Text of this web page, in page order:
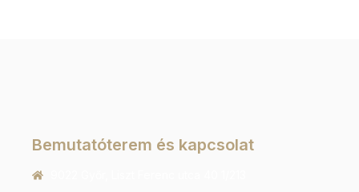
Bemutatóterem és kapcsolat